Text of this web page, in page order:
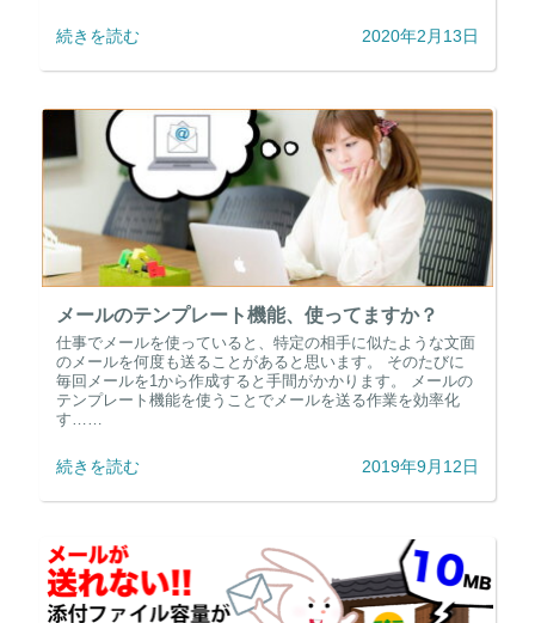
続きを読む 2020年2月13日
メールのテンプレート機能、使ってますか？
仕事でメールを使っていると、特定の相手に似たような文面
のメールを何度も送ることがあると思います。 そのたびに
毎回メールを1から作成すると手間がかかります。 メールの
テンプレート機能を使うことでメールを送る作業を効率化
す……
続きを読む 2019年9月12日